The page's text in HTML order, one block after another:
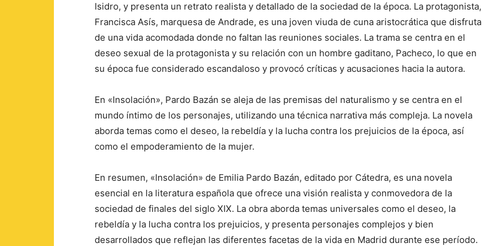
Isidro, y presenta un retrato realista y detallado de la sociedad de la época. La protagonista,
Francisca Asís, marquesa de Andrade, es una joven viuda de cuna aristocrática que disfruta
de una vida acomodada donde no faltan las reuniones sociales. La trama se centra en el
deseo sexual de la protagonista y su relación con un hombre gaditano, Pacheco, lo que en
su época fue considerado escandaloso y provocó críticas y acusaciones hacia la autora.
En «Insolación», Pardo Bazán se aleja de las premisas del naturalismo y se centra en el
mundo íntimo de los personajes, utilizando una técnica narrativa más compleja. La novela
aborda temas como el deseo, la rebeldía y la lucha contra los prejuicios de la época, así
como el empoderamiento de la mujer.
En resumen, «Insolación» de Emilia Pardo Bazán, editado por Cátedra, es una novela
esencial en la literatura española que ofrece una visión realista y conmovedora de la
sociedad de finales del siglo XIX. La obra aborda temas universales como el deseo, la
rebeldía y la lucha contra los prejuicios, y presenta personajes complejos y bien
desarrollados que reflejan las diferentes facetas de la vida en Madrid durante ese período.